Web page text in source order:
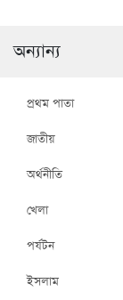
অন্যান্য
প্রথম পাতা
জাতীয়
অর্থনীতি
খেলা
পর্যটন
ইসলাম